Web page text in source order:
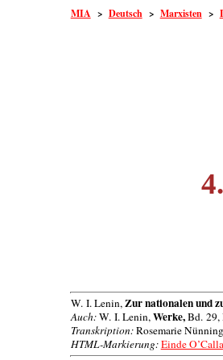
MIA > Deutsch> Marxisten>
W. I. Lenin,Zur nationalen und
Auch:W. I. Lenin,Werke,Bd. 29,
Transkription:Rosemarie
HTML-Markierung:Einde